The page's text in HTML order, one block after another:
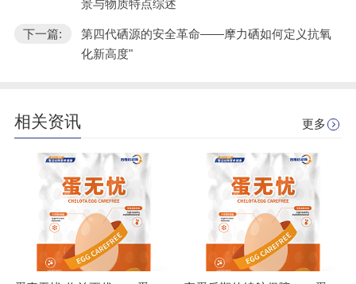
景与物质特点综述
下一篇:
第四代硒源的安全革命——摩力硒如何定义抗氧
化新高度"
相关资讯 更多